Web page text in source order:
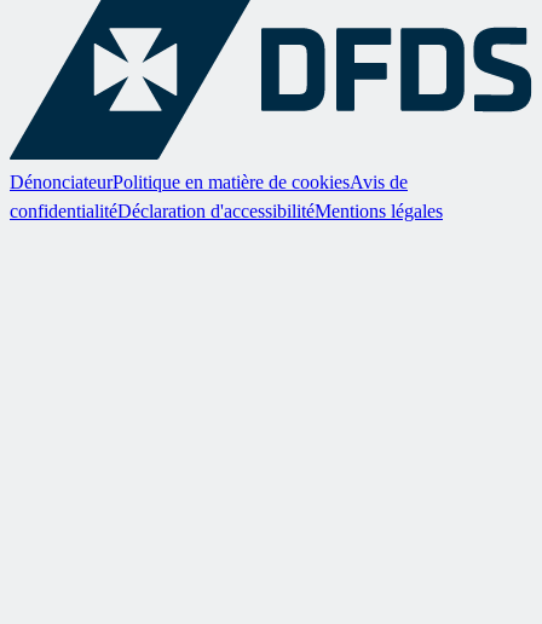
DénonciateurPolitique en matière de cookiesAvis de
confidentialitéDéclaration d'accessibilitéMentions légales